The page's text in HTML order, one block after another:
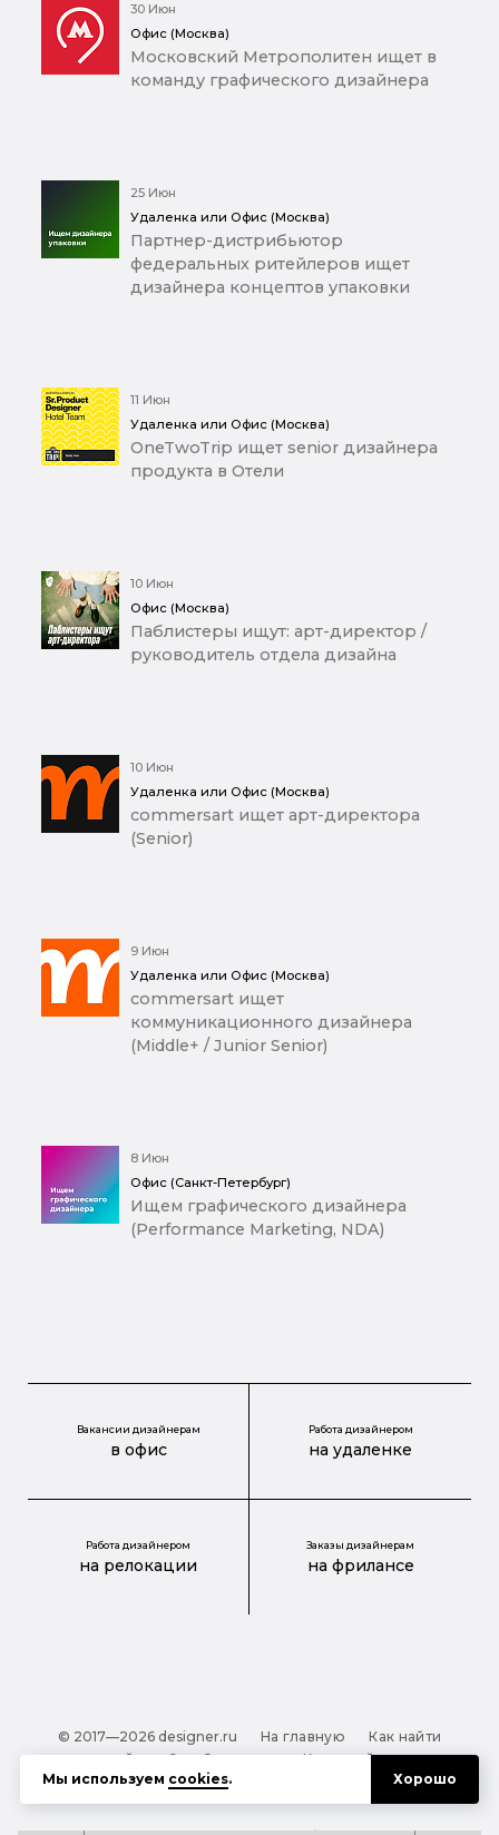
30 Июн
Офис (Москва)
Московский Метрополитен ищет в
команду графического дизайнера
25 Июн
Удаленка или Офис (Москва)
Партнер-дистрибьютор
федеральных ритейлеров ищет
дизайнера концептов упаковки
11 Июн
Удаленка или Офис (Москва)
OneTwoTrip ищет senior дизайнера
продукта в Отели
10 Июн
Офис (Москва)
Паблистеры ищут: арт-директор /
руководитель отдела дизайна
10 Июн
Удаленка или Офис (Москва)
commersart ищет арт-директора
(Senior)
9 Июн
Удаленка или Офис (Москва)
commersart ищет
коммуникационного дизайнера
(Middle+ / Junior Senior)
8 Июн
Офис (Санкт-Петербург)
Ищем графического дизайнера
(Performance Marketing, NDA)
Вакансии дизайнерам
в офис
Работа дизайнером
на удаленке
Работа дизайнером
на релокации
Заказы дизайнерам
на фрилансе
© 2017—2026 designer.ru На главную
Как найти
дизайнера?
О проекте
Карта сайта
Обработка персональных данных
Файлы cookie
Мы используем cookies. Хорошо